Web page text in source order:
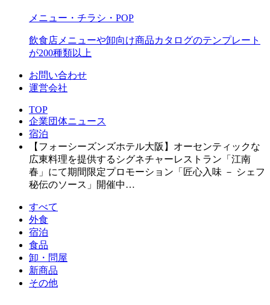
メニュー・チラシ・POP
飲食店メニューや卸向け商品カタログのテンプレート
が200種類以上
お問い合わせ
運営会社
TOP
企業団体ニュース
宿泊
【フォーシーズンズホテル大阪】オーセンティックな
広東料理を提供するシグネチャーレストラン「江南
春」にて期間限定プロモーション「匠心入味 － シェフ
秘伝のソース」開催中…
すべて
外食
宿泊
食品
卸・問屋
新商品
その他